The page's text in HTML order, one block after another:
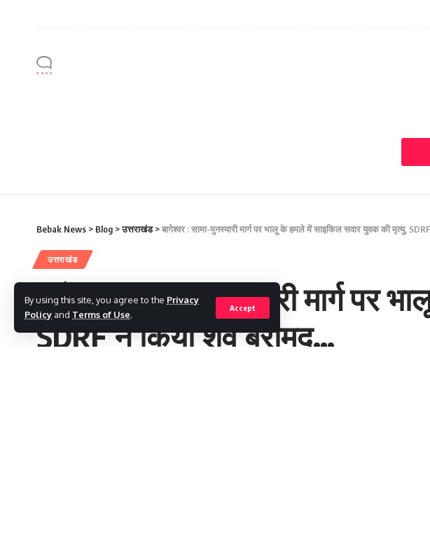
By using this site, you agree to the Privacy
Policy and Terms of Use.
Accept
Bebak News > Blog >उत्तराखंड>बागेश्वर : सामा-मुनस्यारी मार्ग पर भालू के हमले में साइकिल सवार युवक की मृत्यु,
उत्तराखंड
बागेश्वर : सामा-मुनस्यारी मार्ग
SDRF ने किया शव बरामद…